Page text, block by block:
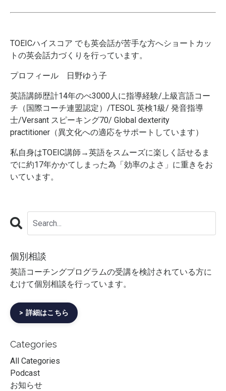
TOEICハイスコア でも英会話が苦手な方へショートカッ
トの英会話力づくりを行っています。
プロフィール 日野ゆう子
英語講師歴計14年のべ3000人に指導経験/上級言語コー
チ（国際コーチ連盟認定）/TESOL 英検1級/ 発音指導
士/Versant スピーキング70/ Global dexterity
practitioner（異文化への適応をサポートしています）
私自身はTOEIC講師→英語をスムーズに楽しく話せるま
でに約17年かかてしまった為「効率のよさ」に重きをお
いています。
個別相談
英語コーチングプログラムの受講を検討されている方に
むけて個別相談を行っています。
> 詳細はこちら
Categories
All Categories
Podcast
お知らせ